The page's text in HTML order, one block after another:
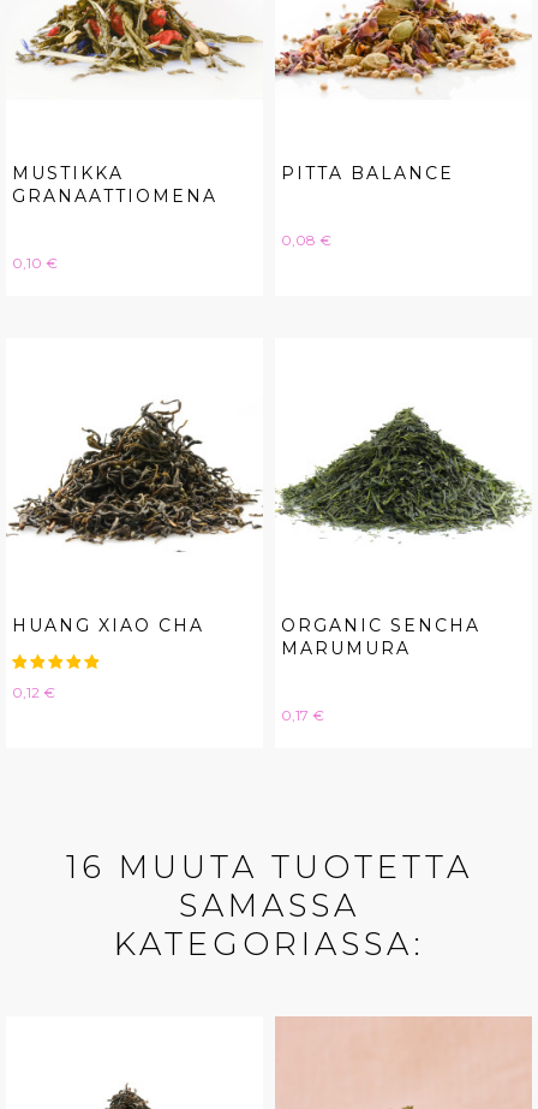
MUSTIKKA
GRANAATTIOMENA
Hinta
0,10 €
PITTA BALANCE
Hinta
0,08 €
HUANG XIAO CHA
Hinta
0,12 €
ORGANIC SENCHA
MARUMURA
Hinta
0,17 €
16 MUUTA TUOTETTA
SAMASSA
KATEGORIASSA: